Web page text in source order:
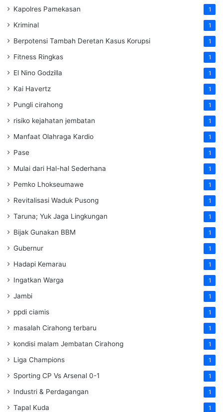
Kapolres Pamekasan 1
Kriminal 1
Berpotensi Tambah Deretan Kasus Korupsi 1
Fitness Ringkas 1
El Nino Godzilla 1
Kai Havertz 1
Pungli cirahong 1
risiko kejahatan jembatan 1
Manfaat Olahraga Kardio 1
Pase 1
Mulai dari Hal-hal Sederhana 1
Pemko Lhokseumawe 1
Revitalisasi Waduk Pusong 1
Taruna; Yuk Jaga Lingkungan 1
Bijak Gunakan BBM 1
Gubernur 1
Hadapi Kemarau 1
Ingatkan Warga 1
Jambi 1
ppdi ciamis 1
masalah Cirahong terbaru 1
kondisi malam Jembatan Cirahong 1
Liga Champions 1
Sporting CP Vs Arsenal 0-1 1
Industri & Perdagangan 1
Tapal Kuda 1